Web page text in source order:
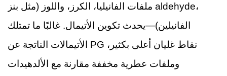
ملفات الفانيليا، الكرز، واللوز (مثل بنز aldehyde،
الفانيلين)—يحدث تكوين الأتيمال. غالبًا ما تمتلك
الأتيمالات الناتجة عن PG نقاط غليان أعلى بكثير،
وملفات عطرية مخففة مقارنة مع الألدهيدات